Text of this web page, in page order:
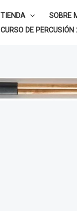
TIENDA SOBRE
CURSO DE